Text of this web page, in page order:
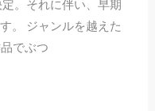
。それに伴い、早期
。 ジャンルを越えた
でぶつ